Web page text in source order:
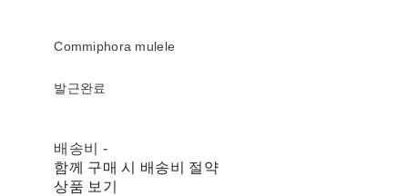
Commiphora mulele
발근완료
배송비 -
함께 구매 시 배송비 절약
상품 보기